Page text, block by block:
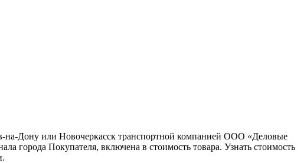
на-Дону или Новочеркасск транспортной компанией ООО «Деловые
города Покупателя, включена в стоимость товара. Узнать стоимость